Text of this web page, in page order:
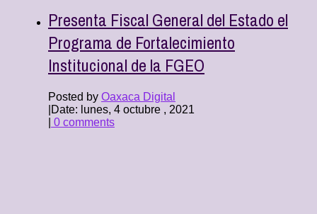
Presenta Fiscal General del Estado el
Programa de Fortalecimiento
Institucional de la FGEO
Posted by Oaxaca Digital
Date: lunes, 4 octubre , 2021
0 comments